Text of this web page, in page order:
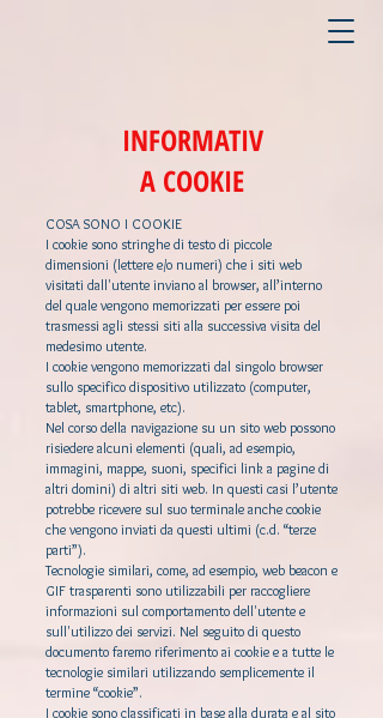
INFORMATIV
A COOKIE
COSA SONO I COOKIE
I cookie sono stringhe di testo di piccole
dimensioni (lettere e/o numeri) che i siti web
visitati dall'utente inviano al browser, all’interno
del quale vengono memorizzati per essere poi
trasmessi agli stessi siti alla successiva visita del
medesimo utente.
I cookie vengono memorizzati dal singolo browser
sullo specifico dispositivo utilizzato (computer,
tablet, smartphone, etc).
Nel corso della navigazione su un sito web possono
risiedere alcuni elementi (quali, ad esempio,
immagini, mappe, suoni, specifici link a pagine di
altri domini) di altri siti web. In questi casi l’utente
potrebbe ricevere sul suo terminale anche cookie
che vengono inviati da questi ultimi (c.d. “terze
parti”).
Tecnologie similari, come, ad esempio, web beacon e
GIF trasparenti sono utilizzabili per raccogliere
informazioni sul comportamento dell'utente e
sull'utilizzo dei servizi. Nel seguito di questo
documento faremo riferimento ai cookie e a tutte le
tecnologie similari utilizzando semplicemente il
termine “cookie”.
I cookie sono classificati in base alla durata e al sito